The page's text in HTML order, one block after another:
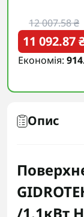
12 007.58 ₴
11 092.87
Економія:
Опис